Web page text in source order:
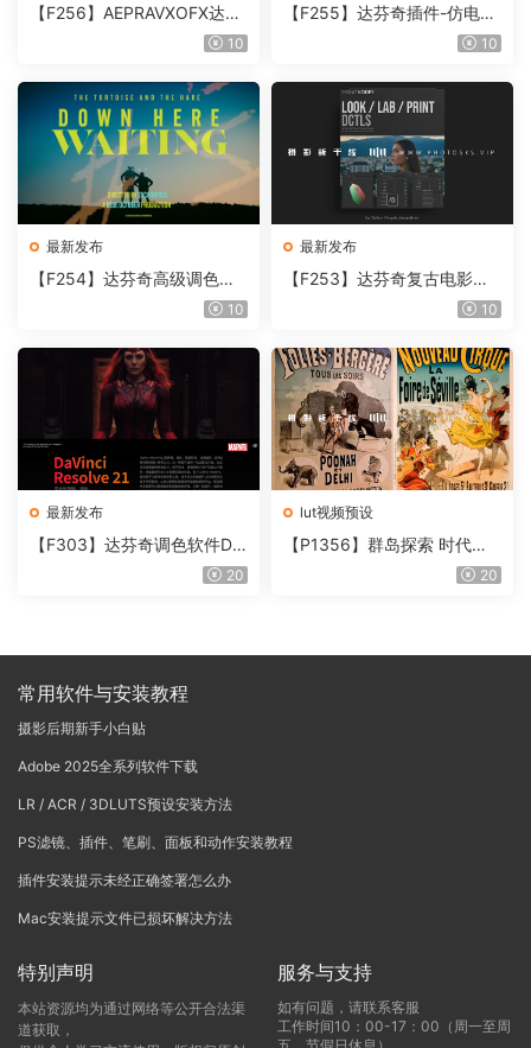
【F256】AEPRAVXOFX达芬
奇视频人像磨皮润肤美颜插件
10
【F255】达芬奇插件-仿电影
胶片视频调色插件 ARRI Film
10
最新发布
【F254】达芬奇高级调色插
件 Contour V2.2.2 WinMac10
最新发布
【F253】达芬奇复古电影胶
片质感DCTL节点调色预设 M
T V4.0
10
最新发布
【F303】达芬奇调色软件Da
Vinci Resolve Studio21.0.320
lut视频预设
【P1356】群岛探索 时代马
戏团 – QUEST 60 调色预设A
20
常用软件与安装教程
摄影后期新手小白贴
Adobe 2025全系列软件下载
LR / ACR / 3DLUTS预设安装方法
PS滤镜、插件、笔刷、面板和动作安装教程
插件安装提示未经正确签署怎么办
Mac安装提示文件已损坏解决方法
特别声明
本站资源均为通过网络等公开合法渠
道获取，
服务与支持
如有问题，请联系客服
工作时间10：00-17：00（周一至周